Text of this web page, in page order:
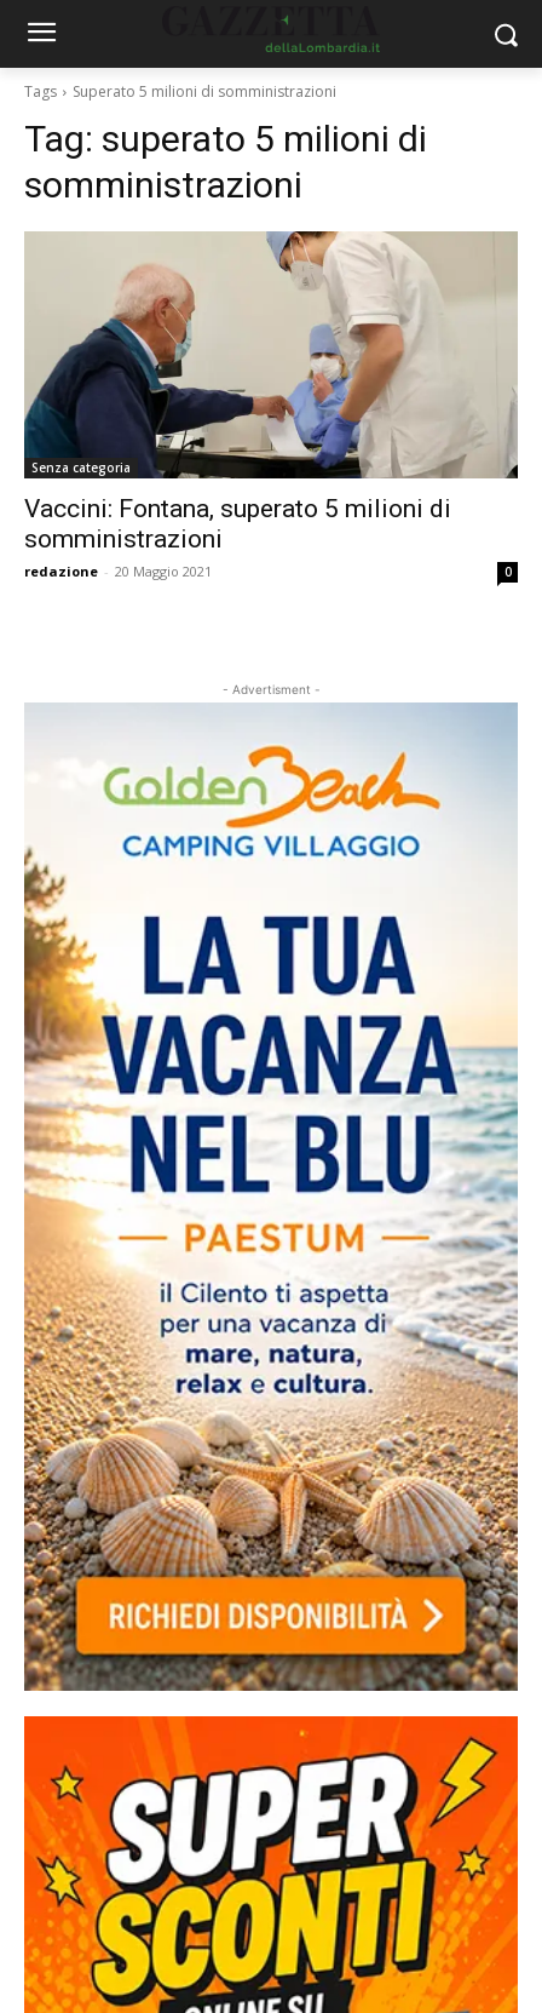
Tags Superato 5 milioni di somministrazioni
Tag: superato 5 milioni di
somministrazioni
Senza categoria
Vaccini: Fontana, superato 5 milioni di
somministrazioni
redazione - 20 Maggio 2021 0
- Advertisment -